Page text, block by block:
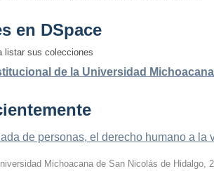
en DSpace
listar sus colecciones
de la Universidad
de personas, el derecho humano a la
Michoacana de San Nicolás de Hidalgo,